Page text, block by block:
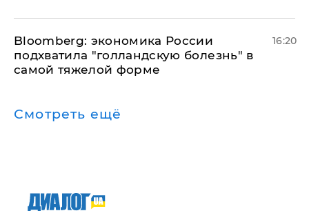
Bloomberg: экономика России
подхватила "голландскую болезнь" в
самой тяжелой форме
16:20
Смотреть ещё